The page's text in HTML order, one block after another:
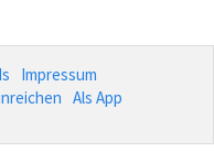
Impressum
Als App